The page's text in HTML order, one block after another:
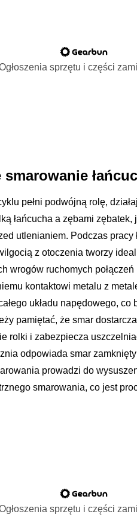
sprzętu i części
pełni podwójną rolę,
łańcucha a zębami
utlenianiem. Podczas
z otoczenia tworzy
wrogów ruchomych
kontaktowi metalu z
układu napędowego, co
pamiętać, że smar
rolki i zabezpiecza
odpowiada smar
prowadzi do
smarowania, co jest
sprzętu i części